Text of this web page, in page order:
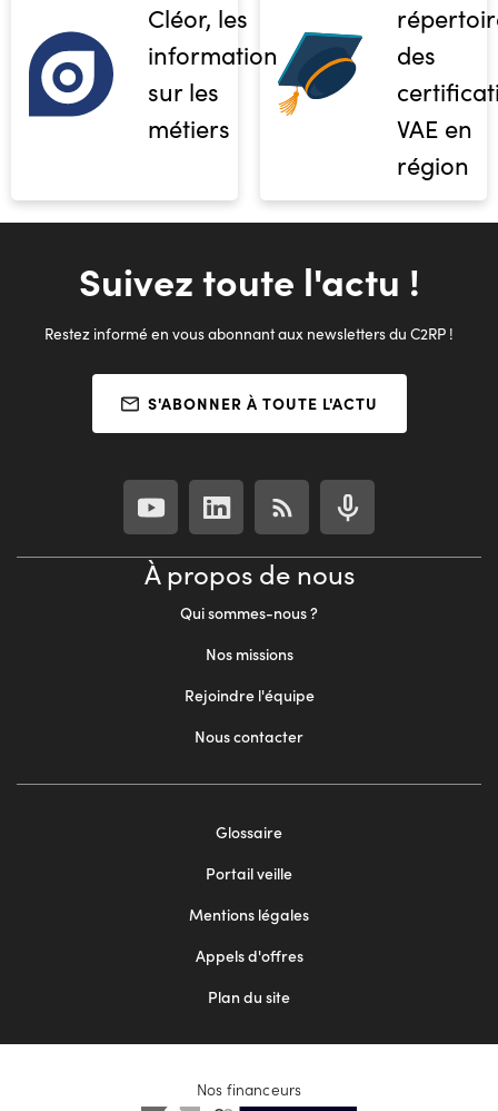
Cléor, les
informations
sur les
métiers
des
VAE en
région
Suivez toute l'actu !
Restez informé en vous abonnant aux newsletters du C2RP !
S'ABONNER À TOUTE L'ACTU
À propos de nous
Qui sommes-nous ?
Nos missions
Rejoindre l'équipe
Nous contacter
Glossaire
Portail veille
Mentions légales
Appels d'offres
Plan du site
Nos financeurs